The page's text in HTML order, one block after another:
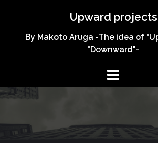
ス
キ
Upward projects
By Makoto Aruga -The idea of
"Downward"-